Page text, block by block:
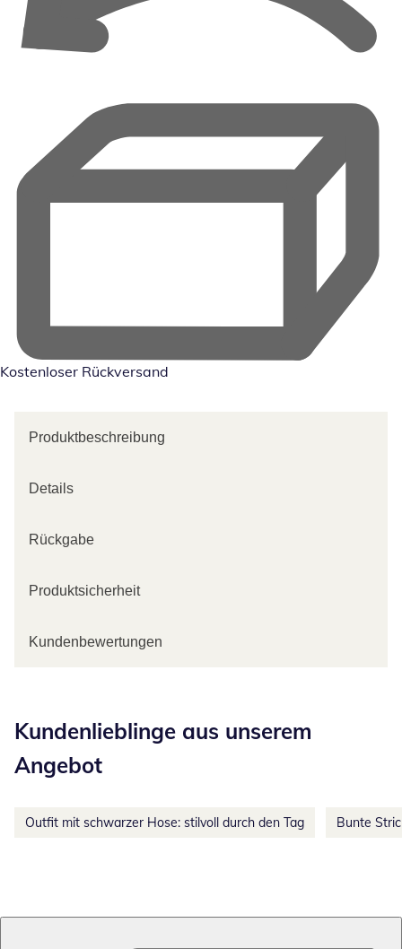
Kostenloser Rückversand
Produktbeschreibung
Details
Rückgabe
Produktsicherheit
Kundenbewertungen
Kundenlieblinge aus unserem
Angebot
Outfit mit schwarzer Hose: stilvoll durch den Tag Bunte